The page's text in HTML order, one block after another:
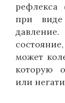
рефлекса
при виде
может
которую
или